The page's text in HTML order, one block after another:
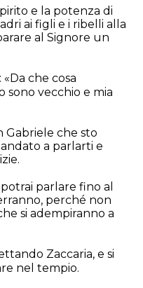
e la potenza di
ai figli e i ribelli alla
al Signore un
«Da che cosa
sono vecchio e mia
Gabriele che sto
a parlarti e
parlare fino al
perché non
si adempiranno a
Zaccaria, e si
nel tempio.